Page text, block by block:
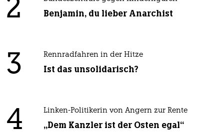
2 Benjamin, du lieber Anarchist
3 Rennradfahren in der Hitze
Ist das unsolidarisch?
4 Linken-Politikerin von Angern zur Rente
„Dem Kanzler ist der Osten egal“